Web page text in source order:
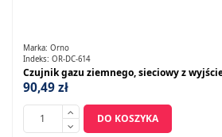
Marka: Orno
Indeks: OR-DC-614
Czujnik gazu ziemnego, sieciowy z
90,49 zł
DO KOSZYKA